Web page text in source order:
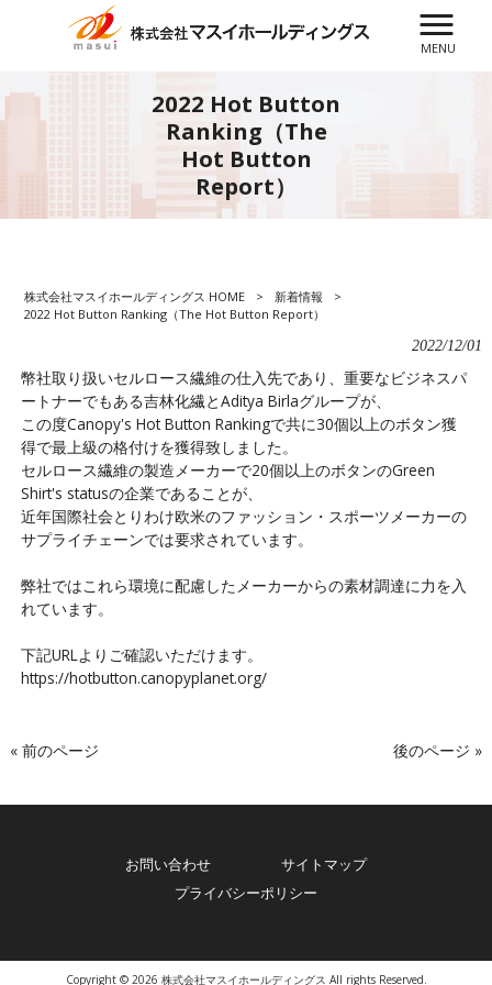
MENU
2022 Hot Button
Ranking（The
Hot Button
Report）
株式会社マスイホールディングス HOME > 新着情報
>
2022 Hot Button Ranking（The Hot Button Report）
2022/12/01
幣社取り扱いセルロース繊維の仕入先であり、重要なビジネスパ
ートナーでもある吉林化繊とAditya Birlaグループが、
この度Canopy's Hot Button Rankingで共に30個以上のボタン獲
得で最上級の格付けを獲得致しました。
セルロース繊維の製造メーカーで20個以上のボタンのGreen
Shirt's statusの企業であることが、
近年国際社会とりわけ欧米のファッション・スポーツメーカーの
サプライチェーンでは要求されています。
弊社ではこれら環境に配慮したメーカーからの素材調達に力を入
れています。
下記URLよりご確認いただけます。
https://hotbutton.canopyplanet.org/
« 前のページ 後のページ »
お問い合わせ
サイトマップ
プライバシーポリシー
Copyright © 2026 株式会社マスイホールディングス All rights Reserved.